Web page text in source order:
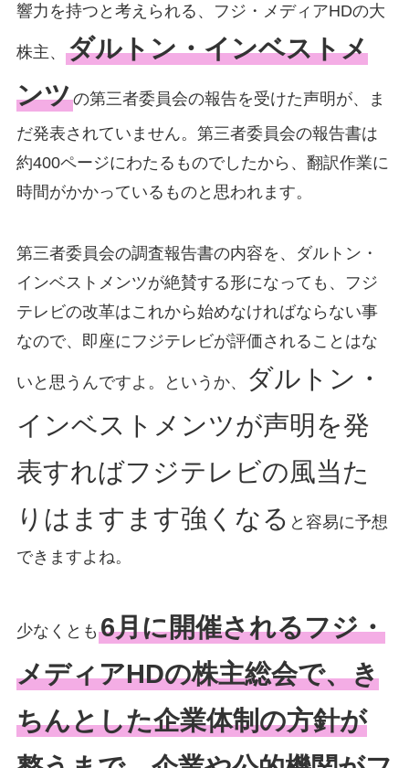
響力を持つと考えられる、フジ・メディアHDの大
株主、 ダルトン・インベストメ
ンツの第三者委員会の報告を受けた声明が、ま
だ発表されていません。第三者委員会の報告書は
約400ページにわたるものでしたから、翻訳作業に
時間がかかっているものと思われます。
第三者委員会の調査報告書の内容を、ダルトン・
インベストメンツが絶賛する形になっても、フジ
テレビの改革はこれから始めなければならない事
なので、即座にフジテレビが評価されることはな
いと思うんですよ。というか、
ダルトン・
インベストメンツが声明を発
表すればフジテレビの風当た
りはますます強くなる と容易に予想
できますよね。
少なくとも 6月に開催されるフジ・
メディアHDの株主総会で、き
ちんとした企業体制の方針が